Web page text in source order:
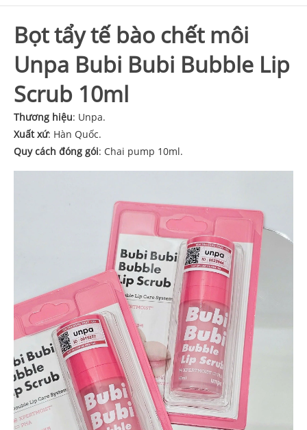
Bọt tẩy tế bào chết môi
Unpa Bubi Bubi Bubble Lip
Scrub 10ml
Thương hiệu: Unpa.
Xuất xứ: Hàn Quốc.
Quy cách đóng gói: Chai pump 10ml.